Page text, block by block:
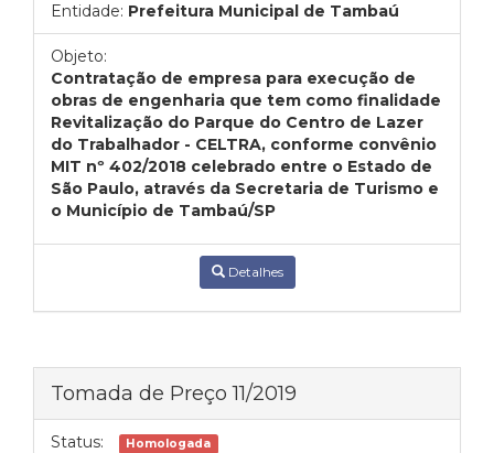
Entidade: Prefeitura Municipal de Tambaú
Objeto:
Contratação de empresa para execução de
obras de engenharia que tem como finalidade
Revitalização do Parque do Centro de Lazer
do Trabalhador - CELTRA, conforme convênio
MIT nº 402/2018 celebrado entre o Estado de
São Paulo, através da Secretaria de Turismo e
o Município de Tambaú/SP
Detalhes
Tomada de Preço 11/2019
Status: Homologada